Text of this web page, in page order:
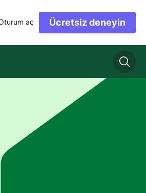
aç Ücretsiz deneyin